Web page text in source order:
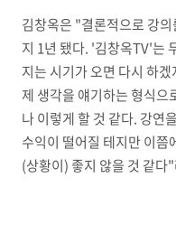
김창옥은 "결론적으로 강
지 1년 됐다. '김창옥TV'는
지는 시기가 오면 다시 하
제 생각을 얘기하는 형식으
나 이렇게 할 것 같다. 강연
수익이 떨어질 테지만 이쯤
(상황이) 좋지 않을 것 같다